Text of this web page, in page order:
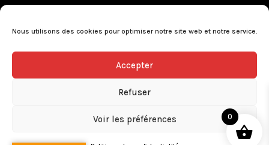
Nous utilisons des cookies pour optimiser notre site web et notre service.
Accepter
Refuser
Voir les préférences
Conditions générales de vente•Nos revendeurs•
L’abus d’alcool est dangereux pour la santé, consommez avec
0